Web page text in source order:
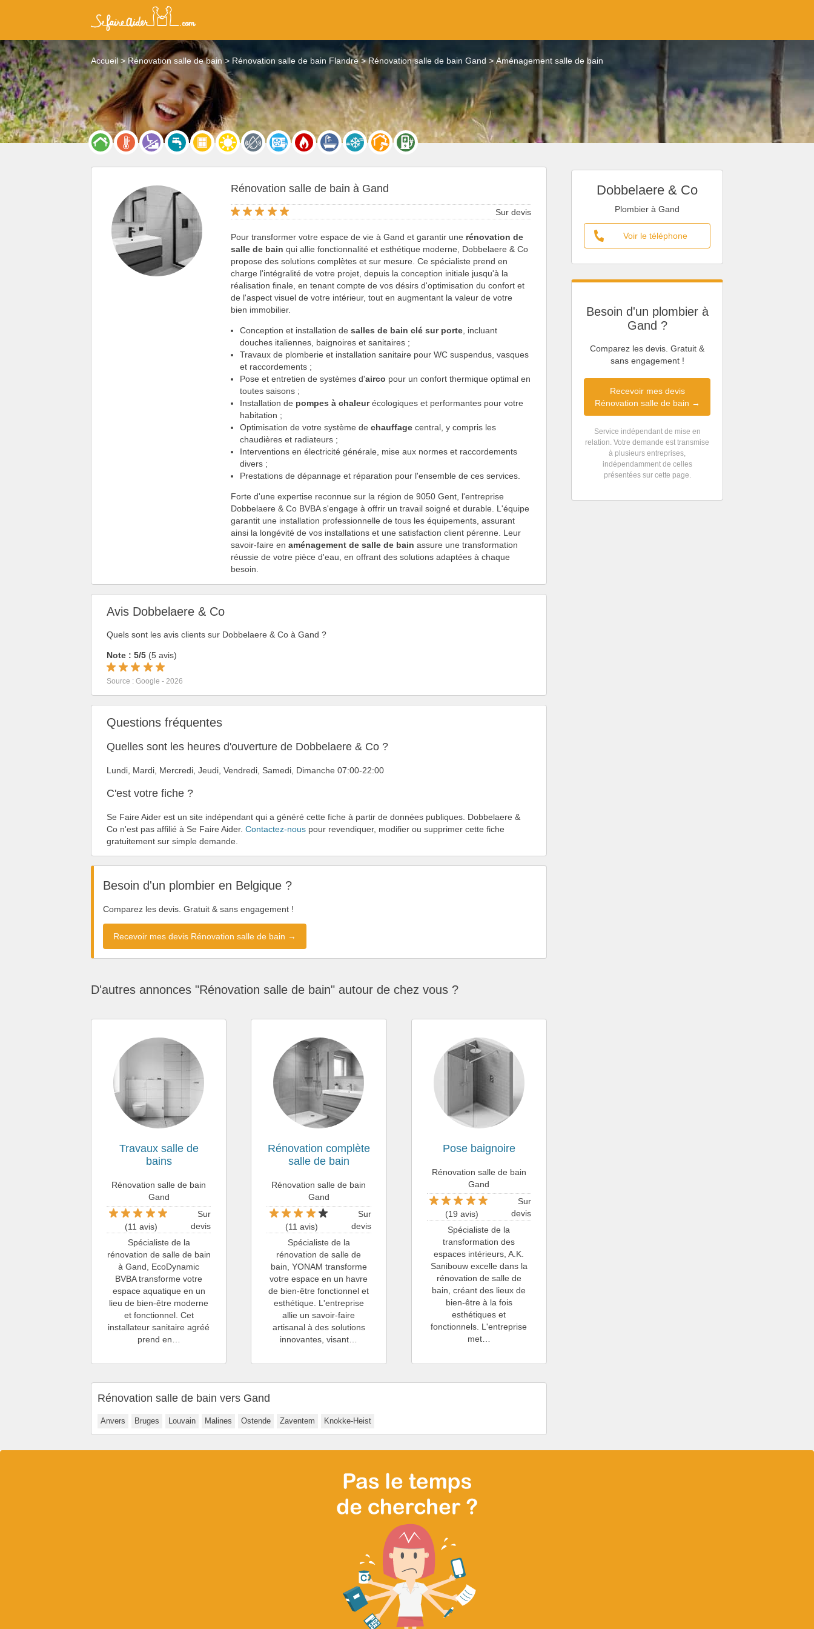
Accueil Rénovation salle de bain Rénovation salle de bain Flandre Rénovation salle de bain Gand Aménagement salle de bain
Dobbelaere & Co
Plombier à Gand
Voir le téléphone
Besoin d'un plombier à
Gand ?
Comparez les devis. Gratuit &
sans engagement !
Recevoir mes devis
Rénovation salle de bain →
Service indépendant de mise en
relation. Votre demande est transmise
à plusieurs entreprises,
indépendamment de celles
présentées sur cette page.
Rénovation salle de bain à Gand
Sur devis
Pour transformer votre espace de vie à Gand et garantir une rénovation de
salle de bain qui allie fonctionnalité et esthétique moderne, Dobbelaere & Co
propose des solutions complètes et sur mesure. Ce spécialiste prend en
charge l'intégralité de votre projet, depuis la conception initiale jusqu'à la
réalisation finale, en tenant compte de vos désirs d'optimisation du confort et
de l'aspect visuel de votre intérieur, tout en augmentant la valeur de votre
bien immobilier.
Conception et installation desalles de bain clé sur porte , incluant
douches italiennes, baignoires et sanitaires ;
Travaux de plomberie et installation sanitaire pour WC suspendus, vasques
et raccordements ;
Pose et entretien de systèmes d'airco pour un confort thermique optimal en
toutes saisons ;
Installation de pompes à chaleurécologiques et performantes pour votre
habitation ;
Optimisation de votre système dechauffage central, y compris les
chaudières et radiateurs ;
Interventions en électricité générale, mise aux normes et raccordements
divers ;
Prestations de dépannage et réparation pour l'ensemble de ces services.
Forte d'une expertise reconnue sur la région de 9050 Gent, l'entreprise
Dobbelaere & Co BVBA s'engage à offrir un travail soigné et durable. L'équipe
garantit une installation professionnelle de tous les équipements, assurant
ainsi la longévité de vos installations et une satisfaction client pérenne. Leur
savoir-faire enaménagement de salle de bain assure une transformation
réussie de votre pièce d'eau, en offrant des solutions adaptées à chaque
besoin.
Avis Dobbelaere & Co
Quels sont les avis clients sur Dobbelaere & Co à Gand ?
Note : 5/5 (5 avis)
Source : Google - 2026
Questions fréquentes
Quelles sont les heures d'ouverture de Dobbelaere & Co ?
Lundi, Mardi, Mercredi, Jeudi, Vendredi, Samedi, Dimanche 07:00-22:00
C'est votre fiche ?
Se Faire Aider est un site indépendant qui a généré cette fiche à partir de données publiques. Dobbelaere &
Co n'est pas affilié à Se Faire Aider. Contactez-nous pour revendiquer, modifier ou supprimer cette fiche
gratuitement sur simple demande.
Besoin d'un plombier en Belgique ?
Comparez les devis. Gratuit & sans engagement !
Recevoir mes devis Rénovation salle de bain →
D'autres annonces "Rénovation salle de bain" autour de chez vous ?
Travaux salle de
bains
Rénovation salle de bain
Gand
(11 avis)
Sur
devis
Spécialiste de la
rénovation de salle de bain
à Gand, EcoDynamic
BVBA transforme votre
espace aquatique en un
lieu de bien-être moderne
et fonctionnel. Cet
installateur sanitaire agréé
prend en…
Rénovation complète
salle de bain
Rénovation salle de bain
Gand
(11 avis)
Sur
devis
Spécialiste de la
rénovation de salle de
bain, YONAM transforme
votre espace en un havre
de bien-être fonctionnel et
esthétique. L'entreprise
allie un savoir-faire
artisanal à des solutions
innovantes, visant…
Pose baignoire
Rénovation salle de bain
Gand
(19 avis)
Sur
devis
Spécialiste de la
transformation des
espaces intérieurs, A.K.
Sanibouw excelle dans la
rénovation de salle de
bain, créant des lieux de
bien-être à la fois
esthétiques et
fonctionnels. L'entreprise
met…
Rénovation salle de bain vers Gand
Anvers Bruges Louvain Malines Ostende Zaventem Knokke-Heist